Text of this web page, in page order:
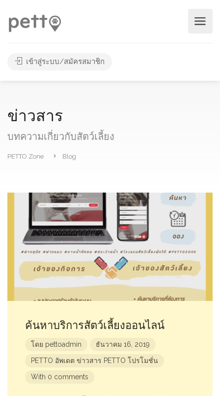
เข้าสู่ระบบ/สมัครสมาชิก
ข่าวสาร
บทความเกี่ยวกับสัตว์เลี้ยง
PETTO Zone Blog
ค้นหาบริการสัตว์เลี้ยงออนไลน์
โดย pettoadmin ธันวาคม 16, 2019
PETTO อัพเดต ข่าวสาร PETTO โปรโมชั่น
With 0 comments